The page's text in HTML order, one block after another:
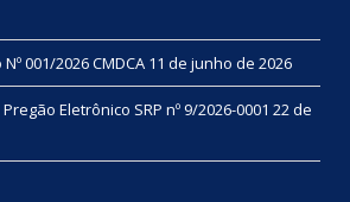
001/2026 CMDCA 11 de junho de 2026
Eletrônico SRP nº 9/2026-0001 22 de